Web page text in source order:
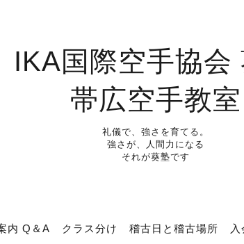
IKA国際空手協会
帯広空手教室
礼儀で、強さを育てる。
強さが、人間力になる
それが葵塾です
内 Q＆A クラス分け 稽古日と稽古場所